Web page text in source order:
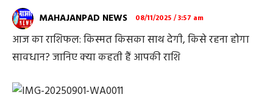
MAHAJANPAD NEWS 08/11/2025 / 3:57 am
आज का राशिफल: किस्मत किसका साथ देगी, किसे रहना होगा
सावधान? जानिए क्या कहती हैं आपकी राशि